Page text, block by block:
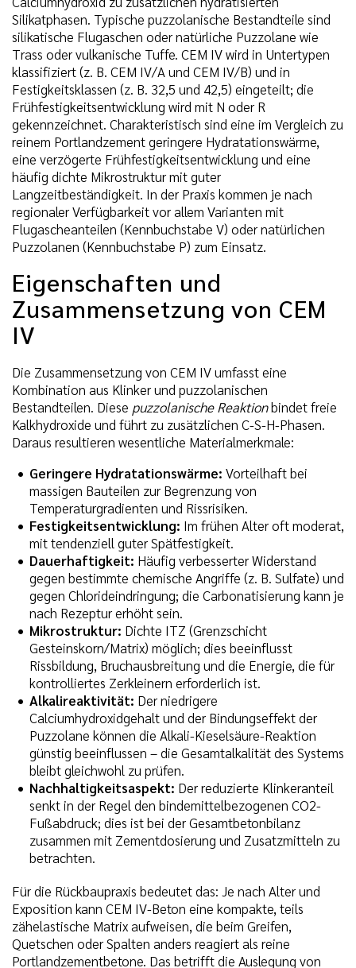
Silikatphasen. Typische puzzolanische Bestandteile sind
silikatische Flugaschen oder natürliche Puzzolane wie
Trass oder vulkanische Tuffe. CEM IV wird in Untertypen
klassifiziert (z. B. CEM IV/A und CEM IV/B) und in
Festigkeitsklassen (z. B. 32,5 und 42,5) eingeteilt; die
Frühfestigkeitsentwicklung wird mit N oder R
gekennzeichnet. Charakteristisch sind eine im Vergleich zu
reinem Portlandzement geringere Hydratationswärme,
eine verzögerte Frühfestigkeitsentwicklung und eine
häufig dichte Mikrostruktur mit guter
Langzeitbeständigkeit. In der Praxis kommen je nach
regionaler Verfügbarkeit vor allem Varianten mit
Flugascheanteilen (Kennbuchstabe V) oder natürlichen
Puzzolanen (Kennbuchstabe P) zum Einsatz.
Eigenschaften und
Zusammensetzung von CEM
IV
Die Zusammensetzung von CEM IV umfasst eine
Kombination aus Klinker und puzzolanischen
Bestandteilen. Diese puzzolanische Reaktionbindet freie
Kalkhydroxide und führt zu zusätzlichen C-S-H-Phasen.
Daraus resultieren wesentliche Materialmerkmale:
Geringere Hydratationswärme: Vorteilhaft bei
massigen Bauteilen zur Begrenzung von
Temperaturgradienten und Rissrisiken.
Festigkeitsentwicklung: Im frühen Alter oft moderat,
mit tendenziell guter Spätfestigkeit.
Dauerhaftigkeit: Häufig verbesserter Widerstand
gegen bestimmte chemische Angriffe (z. B. Sulfate) und
gegen Chlorideindringung; die Carbonatisierung kann je
nach Rezeptur erhöht sein.
Mikrostruktur: Dichte ITZ (Grenzschicht
Gesteinskorn/Matrix) möglich; dies beeinflusst
Rissbildung, Bruchausbreitung und die Energie, die für
kontrolliertes Zerkleinern erforderlich ist.
Alkalireaktivität: Der niedrigere
Calciumhydroxidgehalt und der Bindungseffekt der
Puzzolane können die Alkali-Kieselsäure-Reaktion
günstig beeinflussen – die Gesamtalkalität des Systems
bleibt gleichwohl zu prüfen.
Nachhaltigkeitsaspekt: Der reduzierte Klinkeranteil
senkt in der Regel den bindemittelbezogenen CO2-
Fußabdruck; dies ist bei der Gesamtbetonbilanz
zusammen mit Zementdosierung und Zusatzmitteln zu
betrachten.
Für die Rückbaupraxis bedeutet das: Je nach Alter und
Exposition kann CEM IV-Beton eine kompakte, teils
zähelastische Matrix aufweisen, die beim Greifen,
Quetschen oder Spalten anders reagiert als reine
Portlandzementbetone. Das betrifft die Auslegung von